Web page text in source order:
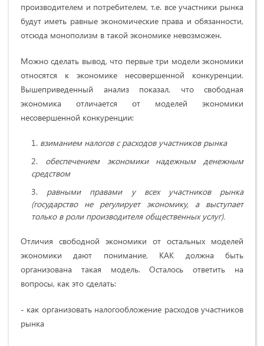
производителем и потребителем, т.е. все участники рынка
будут иметь равные экономические права и обязанности,
отсюда монополизм в такой экономике невозможен.
Можно сделать вывод, что первые три модели экономики
относятся к экономике несовершенной конкуренции.
Вышеприведенный анализ показал, что свободная
экономика отличается от моделей экономики
несовершенной конкуренции:
взиманием налогов с расходов участников рынка
обеспечением экономики надежным денежным
средством
равными правами у всех участников рынка
(государство не регулирует экономику, а выступает
только в роли производителя общественных услуг).
Отличия свободной экономики от остальных моделей
экономики дают понимание, КАК должна быть
организована такая модель. Осталось ответить на
вопросы, как это сделать:
- как организовать налогообложение расходов участников
рынка